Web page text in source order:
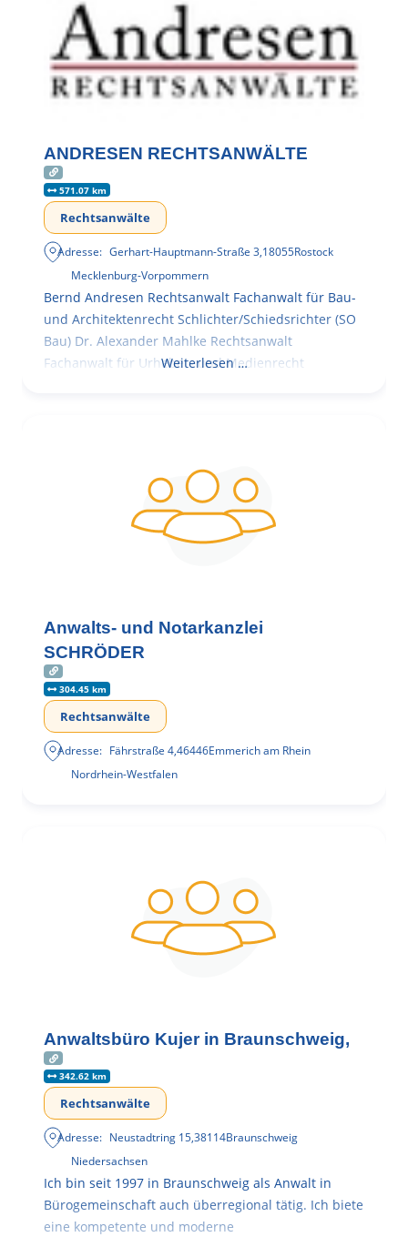
ANDRESEN RECHTSANWÄLTE
571.07 km
Rechtsanwälte
Adresse: Gerhart-Hauptmann-Straße 3,18055Rostock
Mecklenburg-Vorpommern
Bernd Andresen Rechtsanwalt Fachanwalt für Bau-
und Architektenrecht Schlichter/Schiedsrichter (SO
Bau) Dr. Alexander Mahlke Rechtsanwalt
Fachanwalt für Urheber- und Medienrecht
Weiterlesen …
Anwalts- und Notarkanzlei
SCHRÖDER
304.45 km
Rechtsanwälte
Adresse: Fährstraße 4,46446Emmerich am Rhein
Nordrhein-Westfalen
Anwaltsbüro Kujer in Braunschweig,
342.62 km
Rechtsanwälte
Adresse: Neustadtring 15,38114Braunschweig
Niedersachsen
Ich bin seit 1997 in Braunschweig als Anwalt in
Bürogemeinschaft auch überregional tätig. Ich biete
eine kompetente und moderne